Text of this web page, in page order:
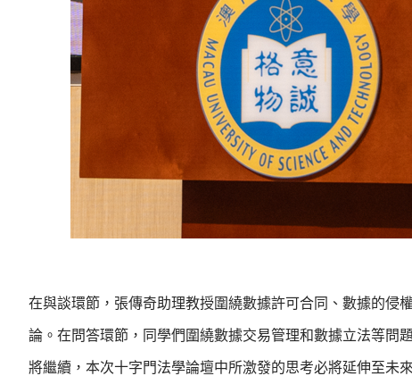
在與談環節，張傳奇助理教授圍繞數據許可合同、數據的侵
論。在問答環節，同學們圍繞數據交易管理和數據立法等問
將繼續，本次十字門法學論壇中所激發的思考必將延伸至未